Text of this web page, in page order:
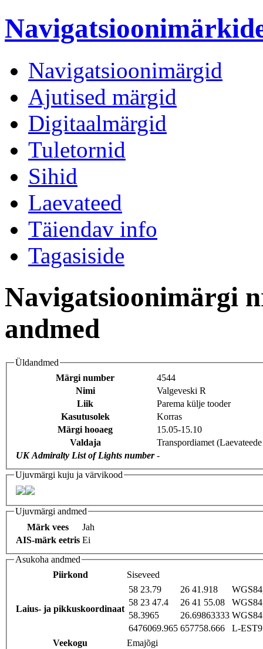
Navigatsioonimärgid
Ajutised märgid
Digitaalmärgid
Tuletornid
Sihid
Laevateed
Täiendav info
Tagasiside
Navigatsioonimärgi
andmed
Üldandmed
Märgi number
4544
Nimi
Valgeveski R
Liik
Parema külje tooder
Kasutusolek
Korras
Märgi hooaeg
15.05-15.10
Valdaja
Transpordiamet
UK Admiralty List of Lights number -
Ujuvmärgi kuju ja värvikood
Ujuvmärgi andmed
Märk vees
Jah
AIS-märk eetris Ei
Asukoha andmed
Piirkond
Siseveed
Laius- ja pikkuskoordinaat
58 23.79 26 41.918
58 23 47.4
26 41 55.08
58.3965
26.69863333
6476069.965 657758.666
L-
Veekogu
Emajõgi